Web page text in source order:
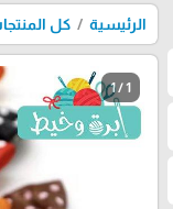
الرئيسية كل
1 / 1